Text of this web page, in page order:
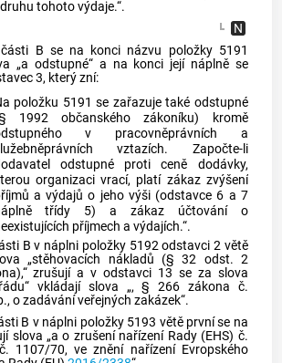
tohoto výdaje.“.
B se na konci názvu položky 5191
„a odstupné“ a na konci její náplně se
3, který zní:
položku 5191 se zařazuje také odstupné
1992 občanského zákoníku) kromě
v pracovněprávních a
vztazích. Započte-li
odstupné proti ceně dodávky,
organizaci vrací, platí zákaz zvýšení
a výdajů o jeho výši (odstavce 6 a 7
třídy 5) a zákaz účtování o
příjmech a výdajích.“.
B v náplni položky 5192 odstavci 2 větě
„stěhovacích nákladů (§ 32 odst. 2
zrušují a v odstavci 13 se za slova
vkládají slova „, § 266 zákona č.
o zadávání veřejných zakázek“.
B v náplni položky 5193 větě první se na
slova „a o zrušení nařízení Rady (EHS) č.
1107/70, ve znění nařízení Evropského